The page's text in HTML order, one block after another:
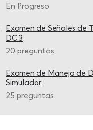
En Progreso
Examen de Señales de
DC 3
20 preguntas
Examen de Manejo de
Simulador
25 preguntas